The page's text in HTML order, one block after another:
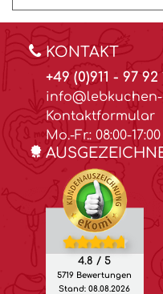
KONTAKT
+49 (0)911 - 97 92
Kontaktformular
Mo.-Fr.: 08:00-
4.8 / 5
5719 Bewertungen
Stand: 08.08.2026